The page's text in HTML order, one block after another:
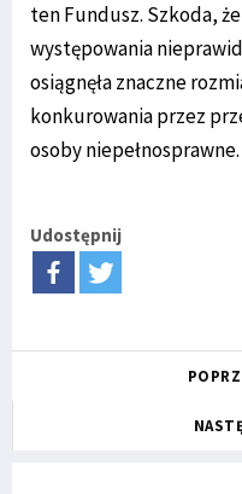
ten Fundusz. Szkoda,
występowania
osiągnęła znaczne
konkurowania przez
osoby niepełnosprawne.
Udostępnij